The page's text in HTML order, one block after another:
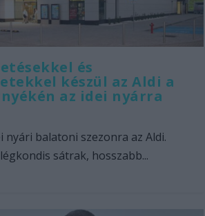
és
készül az Aldi a
az idei nyárra
nyári balatoni szezonra az Aldi.
sátrak, hosszabb...